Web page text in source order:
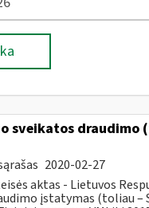
sveikatos draudimo
2020-02-27
aktas - Lietuvos
įstatymas (toliau –